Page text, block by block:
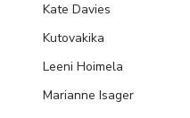
Kate Davies
Kutovakika
Leeni Hoimela
Marianne Isager